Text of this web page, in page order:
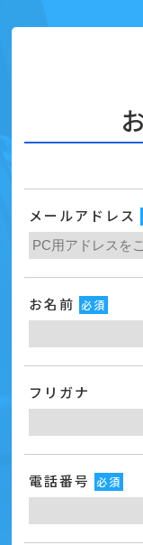
メールアドレス
お名前 必須
フリガナ
電話番号 必須